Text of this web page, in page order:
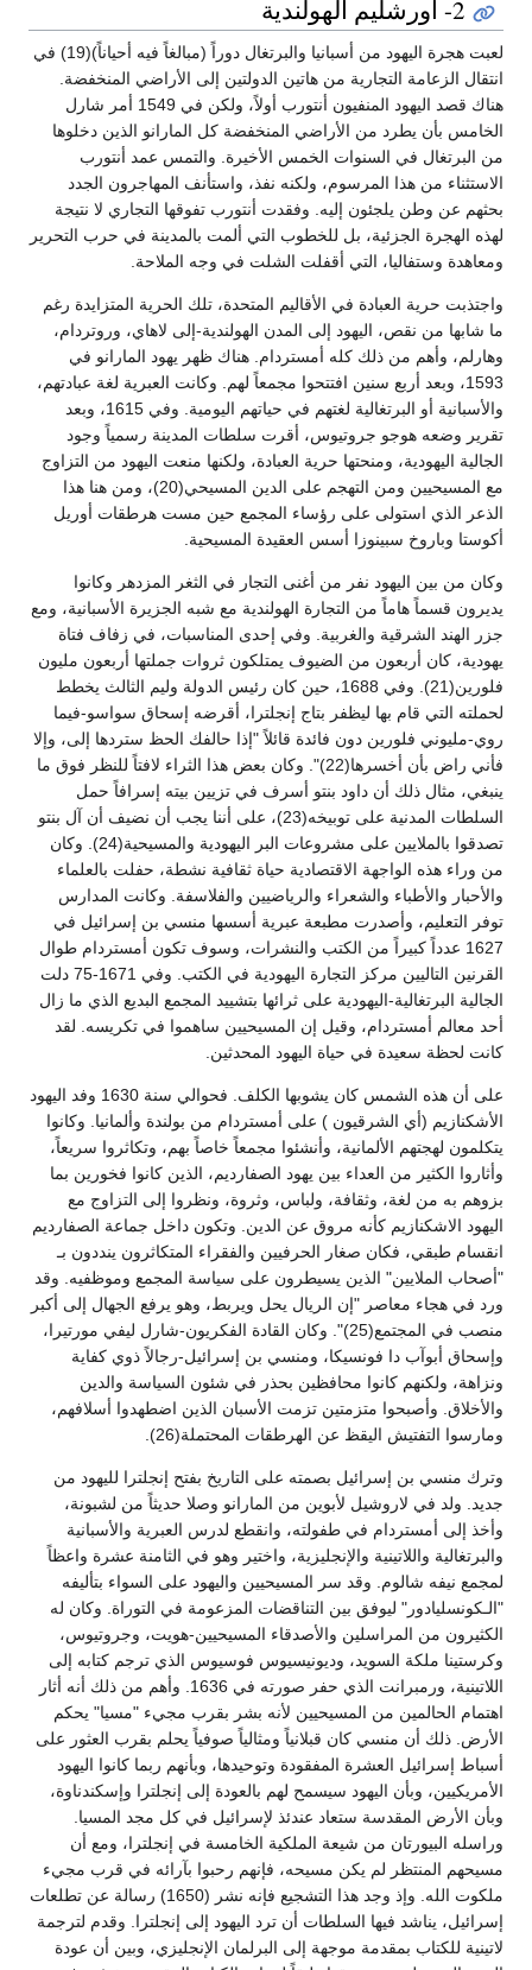
2- أورشليم الهولندية
لعبت هجرة اليهود من أسبانيا والبرتغال دوراً (مبالغاً فيه أحياناً)(19) في
انتقال الزعامة التجارية من هاتين الدولتين إلى الأراضي المنخفضة.
هناك قصد اليهود المنفيون أنتورب أولاً، ولكن في 1549 أمر شارل
الخامس بأن يطرد من الأراضي المنخفضة كل المارانو الذين دخلوها
من البرتغال في السنوات الخمس الأخيرة. والتمس عمد أنتورب
الاستثناء من هذا المرسوم، ولكنه نفذ، واستأنف المهاجرون الجدد
بحثهم عن وطن يلجئون إليه. وفقدت أنتورب تفوقها التجاري لا نتيجة
لهذه الهجرة الجزئية، بل للخطوب التي ألمت بالمدينة في حرب التحرير
ومعاهدة وستفاليا، التي أقفلت الشلت في وجه الملاحة.
واجتذبت حرية العبادة في الأقاليم المتحدة، تلك الحرية المتزايدة رغم
ما شابها من نقص، اليهود إلى المدن الهولندية-إلى لاهاي، وروتردام،
وهارلم، وأهم من ذلك كله أمستردام. هناك ظهر يهود المارانو في
1593، وبعد أربع سنين افتتحوا مجمعاً لهم. وكانت العبرية لغة عبادتهم،
والأسبانية أو البرتغالية لغتهم في حياتهم اليومية. وفي 1615، وبعد
تقرير وضعه هوجو جروتيوس، أقرت سلطات المدينة رسمياً وجود
الجالية اليهودية، ومنحتها حرية العبادة، ولكنها منعت اليهود من التزاوج
مع المسيحيين ومن التهجم على الدين المسيحي(20)، ومن هنا هذا
الذعر الذي استولى على رؤساء المجمع حين مست هرطقات أوريل
أكوستا وباروخ سبينوزا أسس العقيدة المسيحية.
وكان من بين اليهود نفر من أغنى التجار في الثغر المزدهر وكانوا
يديرون قسماً هاماً من التجارة الهولندية مع شبه الجزيرة الأسبانية، ومع
جزر الهند الشرقية والغربية. وفي إحدى المناسبات، في زفاف فتاة
يهودية، كان أربعون من الضيوف يمتلكون ثروات جملتها أربعون مليون
فلورين(21). وفي 1688، حين كان رئيس الدولة وليم الثالث يخطط
لحملته التي قام بها ليظفر بتاج إنجلترا، أقرضه إسحاق سواسو-فيما
روي-مليوني فلورين دون فائدة قائلاً "إذا حالفك الحظ ستردها إلى، وإلا
فأني راض بأن أخسرها(22)". وكان بعض هذا الثراء لافتاً للنظر فوق ما
ينبغي، مثال ذلك أن داود بنتو أسرف في تزيين بيته إسرافاً حمل
السلطات المدنية على توبيخه(23)، على أننا يجب أن نضيف أن آل بنتو
تصدقوا بالملايين على مشروعات البر اليهودية والمسيحية(24). وكان
من وراء هذه الواجهة الاقتصادية حياة ثقافية نشطة، حفلت بالعلماء
والأحبار والأطباء والشعراء والرياضيين والفلاسفة. وكانت المدارس
توفر التعليم، وأصدرت مطبعة عبرية أسسها منسي بن إسرائيل في
1627 عدداً كبيراً من الكتب والنشرات، وسوف تكون أمستردام طوال
القرنين التاليين مركز التجارة اليهودية في الكتب. وفي 1671-75 دلت
الجالية البرتغالية-اليهودية على ثرائها بتشييد المجمع البديع الذي ما زال
أحد معالم أمستردام، وقيل إن المسيحيين ساهموا في تكريسه. لقد
كانت لحظة سعيدة في حياة اليهود المحدثين.
على أن هذه الشمس كان يشوبها الكلف. فحوالي سنة 1630 وفد اليهود
الأشكنازيم (أي الشرقيون ) على أمستردام من بولندة وألمانيا. وكانوا
يتكلمون لهجتهم الألمانية، وأنشئوا مجمعاً خاصاً بهم، وتكاثروا سريعاً،
وأثاروا الكثير من العداء بين يهود الصفارديم، الذين كانوا فخورين بما
بزوهم به من لغة، وثقافة، ولباس، وثروة، ونظروا إلى التزاوج مع
اليهود الاشكنازيم كأنه مروق عن الدين. وتكون داخل جماعة الصفارديم
انقسام طبقي، فكان صغار الحرفيين والفقراء المتكاثرون ينددون بـ
"أصحاب الملايين" الذين يسيطرون على سياسة المجمع وموظفيه. وقد
ورد في هجاء معاصر "إن الريال يحل ويربط، وهو يرفع الجهال إلى أكبر
منصب في المجتمع(25)". وكان القادة الفكريون-شارل ليفي مورتيرا،
وإسحاق أبوآب دا فونسيكا، ومنسي بن إسرائيل-رجالاً ذوي كفاية
ونزاهة، ولكنهم كانوا محافظين بحذر في شئون السياسة والدين
والأخلاق. وأصبحوا متزمتين تزمت الأسبان الذين اضطهدوا أسلافهم،
ومارسوا التفتيش اليقظ عن الهرطقات المحتملة(26).
وترك منسي بن إسرائيل بصمته على التاريخ بفتح إنجلترا لليهود من
جديد. ولد في لاروشيل لأبوين من المارانو وصلا حديثاً من لشبونة،
وأخذ إلى أمستردام في طفولته، وانقطع لدرس العبرية والأسبانية
والبرتغالية واللاتينية والإنجليزية، واختير وهو في الثامنة عشرة واعظاً
لمجمع نيفه شالوم. وقد سر المسيحيين واليهود على السواء بتأليفه
"الـكونسليادور" ليوفق بين التناقضات المزعومة في التوراة. وكان له
الكثيرون من المراسلين والأصدقاء المسيحيين-هويت، وجروتيوس،
وكرستينا ملكة السويد، وديونيسيوس فوسيوس الذي ترجم كتابه إلى
اللاتينية، ورمبرانت الذي حفر صورته في 1636. وأهم من ذلك أنه أثار
اهتمام الحالمين من المسيحيين لأنه بشر بقرب مجيء "مسيا" يحكم
الأرض. ذلك أن منسي كان قبلانياً ومثالياً صوفياً يحلم بقرب العثور على
أسباط إسرائيل العشرة المفقودة وتوحيدها، وبأنهم ربما كانوا اليهود
الأمريكيين، وبأن اليهود سيسمح لهم بالعودة إلى إنجلترا وإسكندناوة،
وبأن الأرض المقدسة ستعاد عندئذ لإسرائيل في كل مجد المسيا.
وراسله البيورتان من شيعة الملكية الخامسة في إنجلترا، ومع أن
مسيحهم المنتظر لم يكن مسيحه، فإنهم رحبوا بآرائه في قرب مجيء
ملكوت الله. وإذ وجد هذا التشجيع فإنه نشر (1650) رسالة عن تطلعات
إسرائيل، يناشد فيها السلطات أن ترد اليهود إلى إنجلترا. وقدم لترجمة
لاتينية للكتاب بمقدمة موجهة إلى البرلمان الإنجليزي، وبين أن عودة